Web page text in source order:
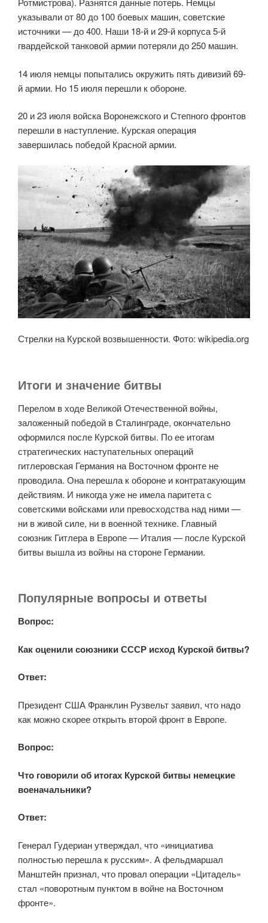
указывали от 80 до 100 боевых машин, советские
источники — до 400. Наши 18-й и 29-й корпуса 5-й
гвардейской танковой армии потеряли до 250 машин.
14 июля немцы попытались окружить пять дивизий 69-
й армии. Но 15 июля перешли к обороне.
20 и 23 июля войска Воронежского и Степного фронтов
перешли в наступление. Курская операция
завершилась победой Красной армии.
Стрелки на Курской возвышенности. Фото: wikipedia.org
Итоги и значение битвы
Перелом в ходе Великой Отечественной войны,
заложенный победой в Сталинграде, окончательно
оформился после Курской битвы. По ее итогам
стратегических наступательных операций
гитлеровская Германия на Восточном фронте не
проводила. Она перешла к обороне и контратакующим
действиям. И никогда уже не имела паритета с
советскими войсками или превосходства над ними —
ни в живой силе, ни в военной технике. Главный
союзник Гитлера в Европе — Италия — после Курской
битвы вышла из войны на стороне Германии.
Популярные вопросы и ответы
Вопрос:
Как оценили союзники СССР исход Курской битвы?
Ответ:
Президент США Франклин Рузвельт заявил, что надо
как можно скорее открыть второй фронт в Европе.
Вопрос:
Что говорили об итогах Курской битвы немецкие
военачальники?
Ответ:
Генерал Гудериан утверждал, что «инициатива
полностью перешла к русским». А фельдмаршал
Манштейн признал, что провал операции «Цитадель»
стал «поворотным пунктом в войне на Восточном
фронте».